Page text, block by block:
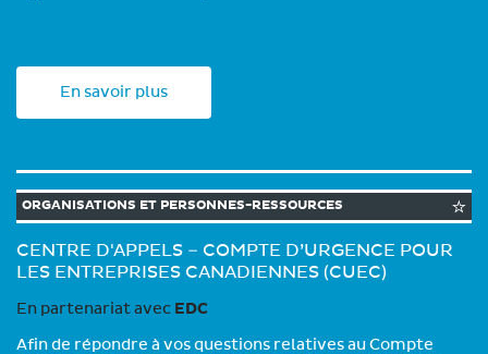
En savoir plus
ORGANISATIONS ET PERSONNES-RESSOURCES
CENTRE D'APPELS – COMPTE D’URGENCE POUR
LES ENTREPRISES CANADIENNES (CUEC)
En partenariat avec EDC
Afin de répondre à vos questions relatives au Compte